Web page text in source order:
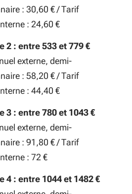
: 30,60 € / Tarif
: 24,60 €
2 : entre 533 et 779 €
externe, demi-
: 58,20 € / Tarif
: 44,40 €
3 : entre 780 et 1043 €
externe, demi-
: 91,80 € / Tarif
: 72 €
4 : entre 1044 et 1482 €